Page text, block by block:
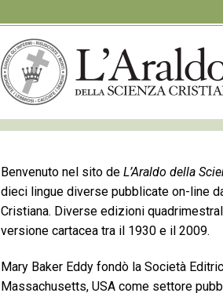
Benvenuto nel sito de L’Araldo della
dieci lingue diverse pubblicate on-line
Cristiana. Diverse edizioni
versione cartacea tra il 1930 e il 2009.
Mary Baker Eddy fondò la Società
Massachusetts, USA come settore